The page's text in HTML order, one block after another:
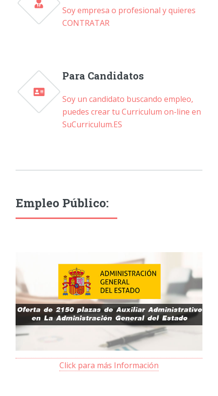
Soy empresa o profesional y quieres
CONTRATAR
Para Candidatos
Soy un candidato buscando empleo,
puedes crear tu Curriculum on-line en
SuCurriculum.ES
Empleo Público:
Click para más Información